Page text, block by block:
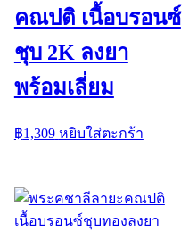
คณปติ เนื้อบรอนซ์
ชุบ 2K ลงยา
พร้อมเลี่ยม
฿1,309 หยิบใส่ตะกร้า